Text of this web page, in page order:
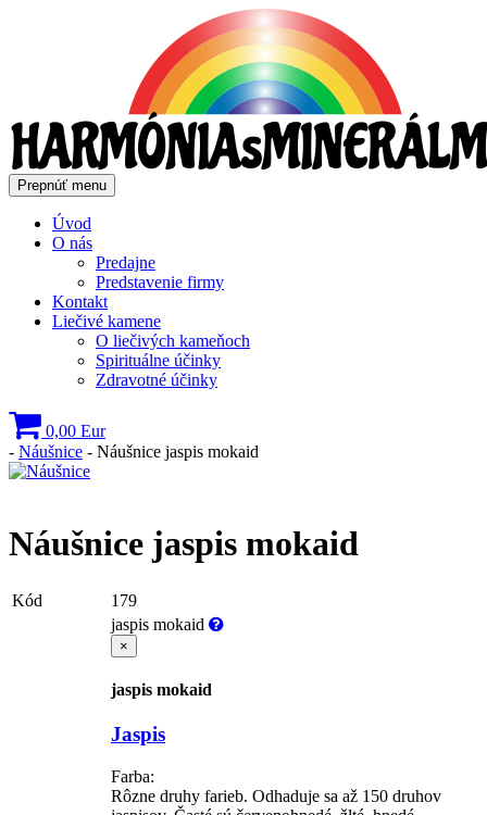
Prepnúť menu
Úvod
O nás
Predajne
Predstavenie firmy
Kontakt
Liečivé kamene
O liečivých kameňoch
Spirituálne účinky
Zdravotné účinky
0,00 Eur
- Náušnice - Náušnice jaspis mokaid
Náušnice jaspis mokaid
Kód 179
jaspis mokaid
×
jaspis mokaid
Jaspis
Farba:
Rôzne druhy farieb. Odhaduje sa až 150 druhov